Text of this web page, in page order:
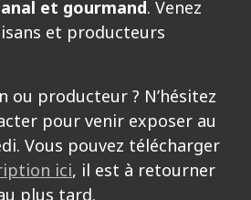
et gourmand. Venez
et producteurs
ou producteur ? N’hésitez
pour venir exposer au
Vous pouvez télécharger
ici, il est à retourner
plus tard.